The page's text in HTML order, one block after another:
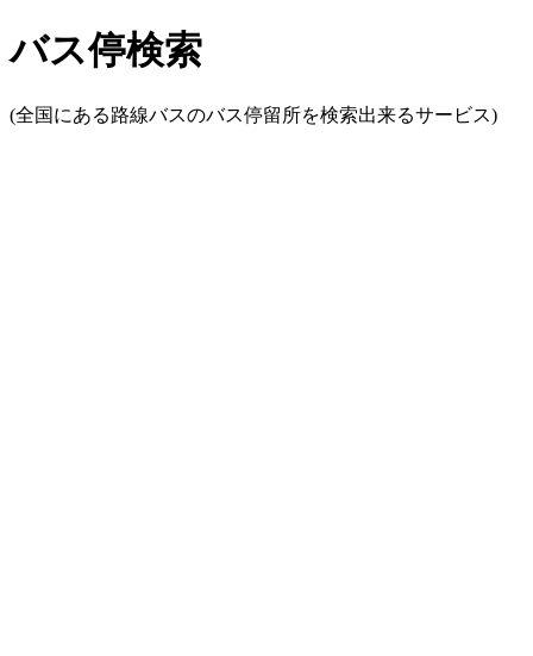
バス停検索
(全国にある路線バスのバス停留所を検索出来るサービス)